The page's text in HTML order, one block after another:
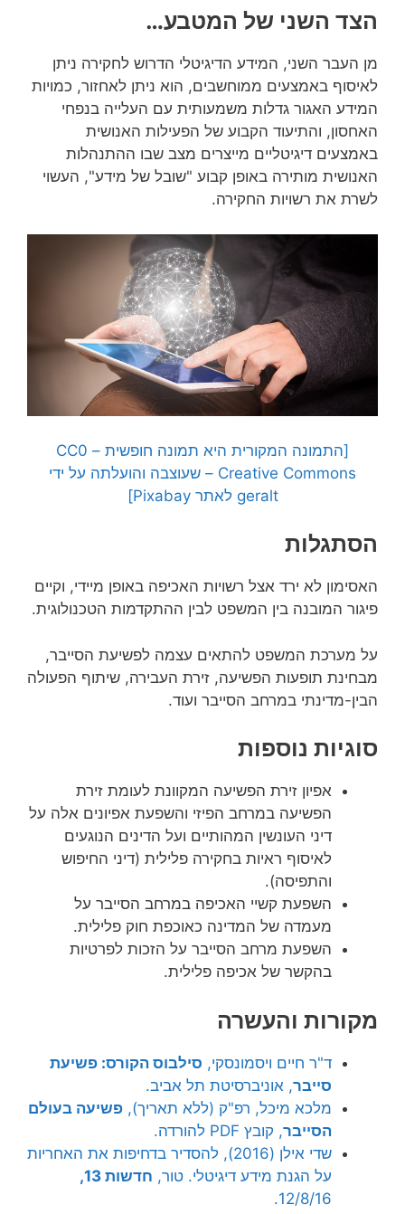
הצד השני של המטבע…
מן העבר השני, המידע הדיגיטלי הדרוש לחקירה ניתן
לאיסוף באמצעים ממוחשבים, הוא ניתן לאחזור, כמויות
המידע האגור גדלות משמעותית עם העלייה בנפחי
האחסון, והתיעוד הקבוע של הפעילות האנושית
באמצעים דיגיטליים מייצרים מצב שבו ההתנהלות
האנושית מותירה באופן קבוע "שובל של מידע", העשוי
לשרת את רשויות החקירה.
[התמונה המקורית היא תמונה חופשית – CC0
Creative Commons – שעוצבה והועלתה על ידי
geralt לאתר Pixabay]
הסתגלות
האסימון לא ירד אצל רשויות האכיפה באופן מיידי, וקיים
פיגור המובנה בין המשפט לבין ההתקדמות הטכנולוגית.
על מערכת המשפט להתאים עצמה לפשיעת הסייבר,
מבחינת תופעות הפשיעה, זירת העבירה, שיתוף הפעולה
הבין-מדינתי במרחב הסייבר ועוד.
סוגיות נוספות
אפיון זירת הפשיעה המקוונת לעומת זירת
הפשיעה במרחב הפיזי והשפעת אפיונים אלה על
דיני העונשין המהותיים ועל הדינים הנוגעים
לאיסוף ראיות בחקירה פלילית (דיני החיפוש
והתפיסה).
השפעת קשיי האכיפה במרחב הסייבר על
מעמדה של המדינה כאוכפת חוק פלילית.
השפעת מרחב הסייבר על הזכות לפרטיות
בהקשר של אכיפה פלילית.
מקורות והעשרה
ד"ר חיים ויסמונסקי, סילבוס הקורס: פשיעת
סייבר, אוניברסיטת תל אביב.
מלכא מיכל, רפ"ק (ללא תאריך), פשיעה בעולם
הסייבר, קובץ PDF להורדה.
שדי אילן (2016), להסדיר בדחיפות את האחריות
על הגנת מידע דיגיטלי. טור, חדשות 13,
12/8/16.